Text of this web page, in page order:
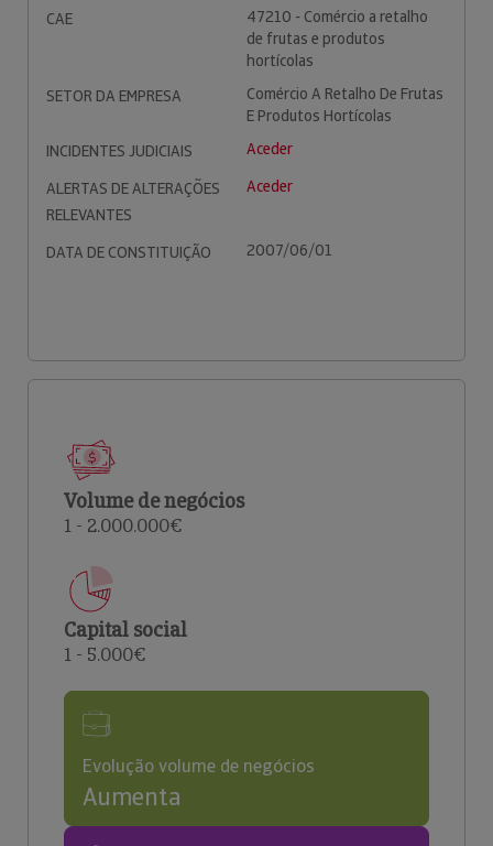
CAE
47210 - Comércio a retalho
de frutas e produtos
hortícolas
SETOR DA EMPRESA
Comércio A Retalho De Frutas
E Produtos Hortícolas
INCIDENTES JUDICIAIS
Aceder
ALERTAS DE ALTERAÇÕES
RELEVANTES
Aceder
DATA DE CONSTITUIÇÃO 2007/06/01
Volume de negócios
1 - 2.000.000€
Capital social
1 - 5.000€
Evolução volume de negócios
Aumenta